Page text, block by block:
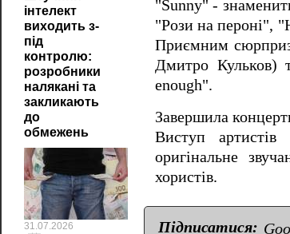
інтелект
виходить з-
під
контролю:
розробники
налякані та
закликають
до
обмежень
31.07.2026
"Sunny" -
"Рози на пероні",
Приємним
Дмитро Кульков)
enough".
Завершила
Виступ артистів
оригінальне
хористів.
Підписатися: